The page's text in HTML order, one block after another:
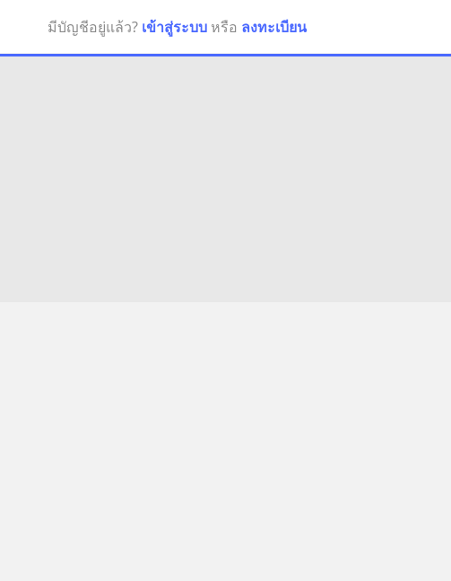
มีบัญชีอยู่แล้ว? เข้าสู่ระบบ หรือ ลงทะเบียน